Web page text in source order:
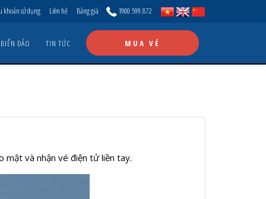
khoản sử dụng Liên hệ Bảng giá 1900.599.872
ĐẢO TIN TỨC MUA VÉ
mật và nhận vé điện tử liền tay.